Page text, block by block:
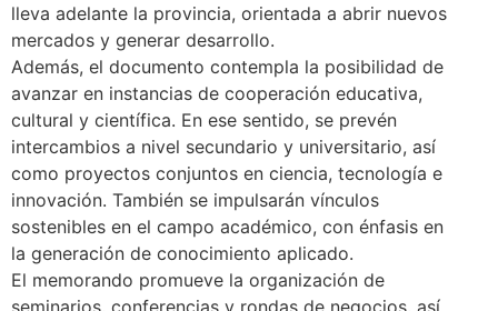
lleva adelante la provincia, orientada a abrir nuevos
mercados y generar desarrollo.
Además, el documento contempla la posibilidad de
avanzar en instancias de cooperación educativa,
cultural y científica. En ese sentido, se prevén
intercambios a nivel secundario y universitario, así
como proyectos conjuntos en ciencia, tecnología e
innovación. También se impulsarán vínculos
sostenibles en el campo académico, con énfasis en
la generación de conocimiento aplicado.
El memorando promueve la organización de
seminarios, conferencias y rondas de negocios, así